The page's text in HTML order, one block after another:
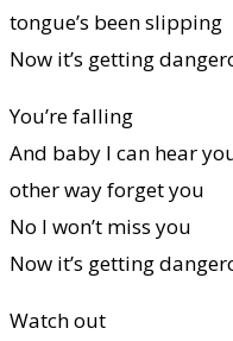
tongue’s been slipping
Now it’s getting
You’re falling
And baby I can hear
other way forget you
No I won’t miss you
Now it’s getting
Watch out